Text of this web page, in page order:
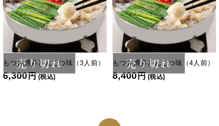
売り切れ
もつ鍋博多とんこつ味（3人前）
6,300円 (税込)
売り切れ
もつ鍋博多とんこつ味（4人前）
8,400円 (税込)